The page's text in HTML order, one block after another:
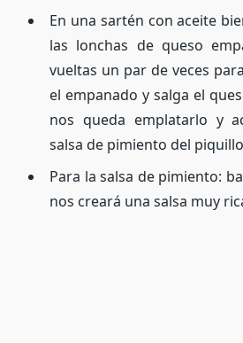
En una sartén con aceite
las lonchas de queso
vueltas un par de veces
el empanado y salga el
nos queda emplatarlo y
salsa de pimiento del
Para la salsa de pimiento:
nos creará una salsa muy